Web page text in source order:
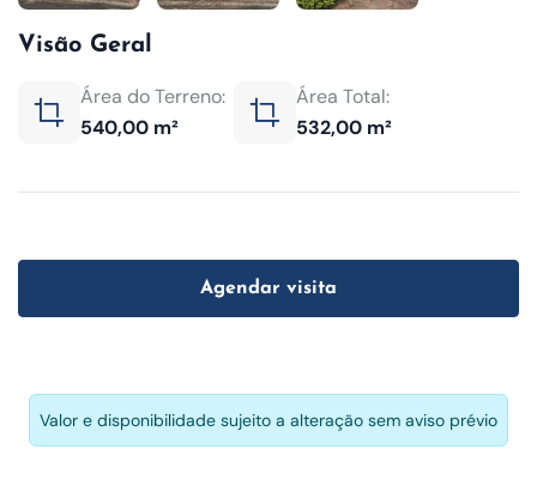
Visão Geral
Área do Terreno:
540,00 m²
Área Total:
532,00 m²
Agendar visita
Valor e disponibilidade sujeito a alteração sem aviso prévio